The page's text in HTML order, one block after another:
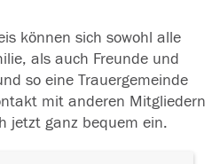
können sich sowohl alle
als auch Freunde und
so eine Trauergemeinde
mit anderen Mitgliedern
jetzt ganz bequem ein.